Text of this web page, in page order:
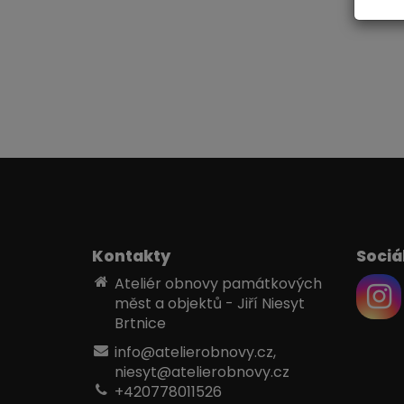
Kontakty
Ateliér obnovy památkových
měst a objektů - Jiří Niesyt
Brtnice
info@atelierobnovy.cz,
niesyt@atelierobnovy.cz
+420778011526